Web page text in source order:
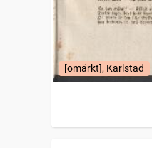
[omärkt], Karlstad